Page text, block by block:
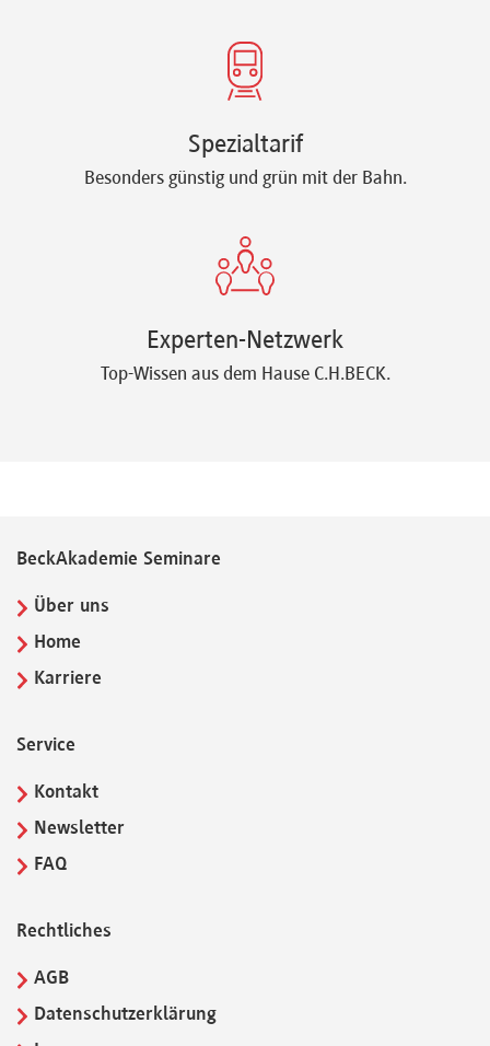
Spezialtarif
Besonders günstig und grün mit der Bahn.
Experten-Netzwerk
Top-Wissen aus dem Hause C.H.BECK.
BeckAkademie Seminare
Über uns
Home
Karriere
Service
Kontakt
Newsletter
FAQ
Rechtliches
AGB
Datenschutzerklärung